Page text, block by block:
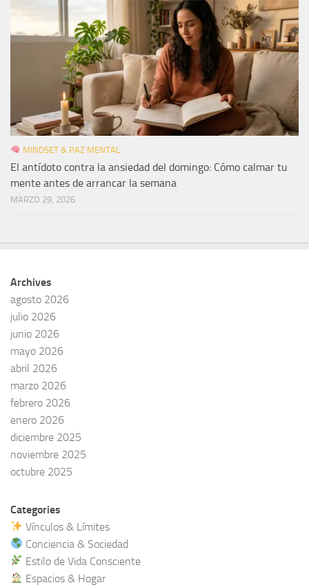
MINDSET & PAZ MENTAL
El antídoto contra la ansiedad del domingo: Cómo calmar tu
mente antes de arrancar la semana
MARZO 29, 2026
Archives
agosto 2026
julio 2026
junio 2026
mayo 2026
abril 2026
marzo 2026
febrero 2026
enero 2026
diciembre 2025
noviembre 2025
octubre 2025
Categories
Vínculos & Límites
Conciencia & Sociedad
Estilo de Vida Consciente
Espacios & Hogar